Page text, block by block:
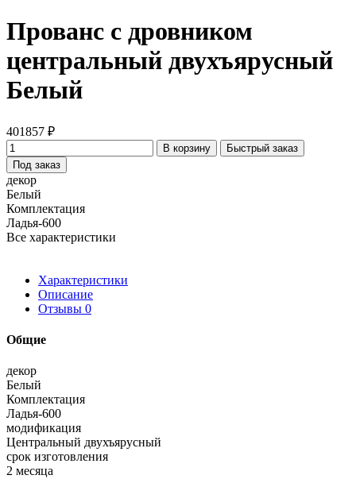
Прованс с дровником
центральный двухъярусный
Белый
401857 ₽
В корзину
Быстрый заказ
Под заказ
декор
Белый
Комплектация
Ладья-600
Все характеристики
Характеристики
Описание
Отзывы 0
Общие
декор
Белый
Комплектация
Ладья-600
модификация
Центральный двухъярусный
срок изготовления
2 месяца